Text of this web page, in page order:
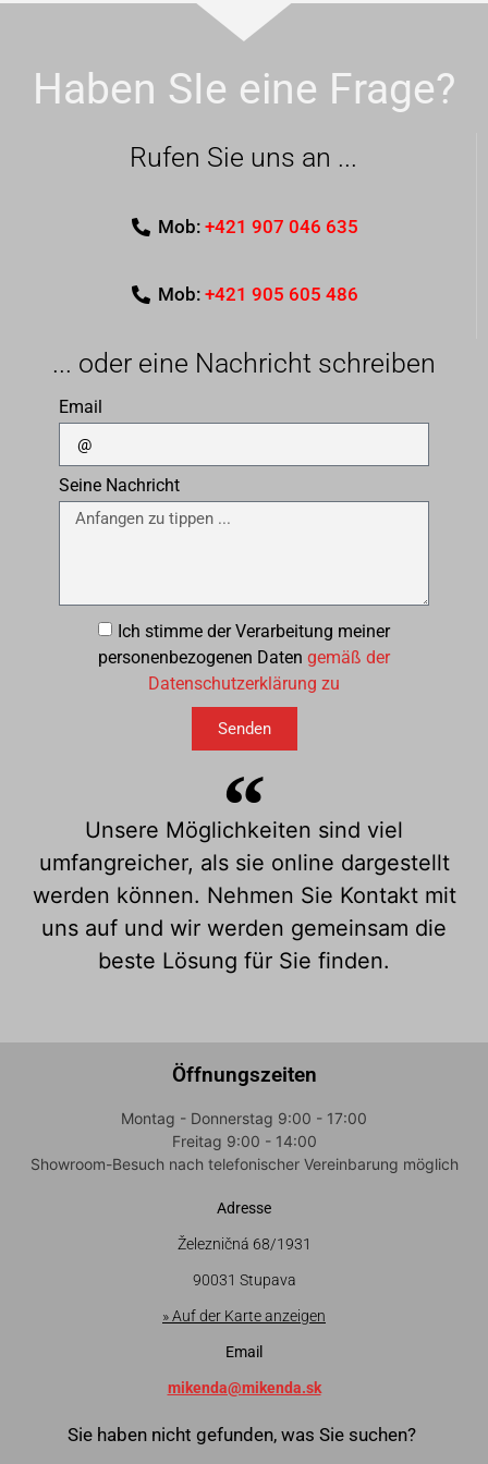
Haben SIe eine Frage?
Rufen Sie uns an ...
Mob: +421 907 046 635
Mob: +421 905 605 486
... oder eine Nachricht schreiben
Email
Seine Nachricht
Ich stimme der Verarbeitung meiner
personenbezogenen Daten gemäß der
Datenschutzerklärung zu
Senden
Unsere Möglichkeiten sind viel
umfangreicher, als sie online dargestellt
werden können. Nehmen Sie Kontakt mit
uns auf und wir werden gemeinsam die
beste Lösung für Sie finden.
Öffnungszeiten
Montag - Donnerstag 9:00 - 17:00
Freitag 9:00 - 14:00
Showroom-Besuch nach telefonischer Vereinbarung möglich
Adresse
Železničná 68/1931
90031 Stupava
» Auf der Karte anzeigen
Email
mikenda@mikenda.sk
Sie haben nicht gefunden, was Sie suchen?